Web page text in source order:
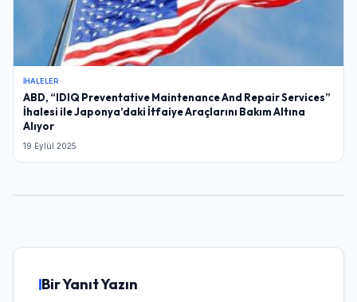
İHALELER
ABD, “IDIQ Preventative Maintenance And Repair Services”
İhalesi ile Japonya’daki İtfaiye Araçlarını Bakım Altına
Alıyor
19 Eylül 2025
Bir Yanıt Yazın